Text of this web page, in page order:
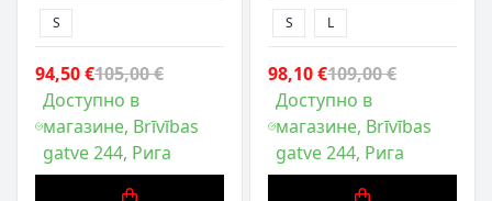
S
94,50 €105,00 €
Доступно в
магазине, Brīvības
gatve 244, Рига
S L
98,10 €109,00 €
Доступно в
магазине, Brīvības
gatve 244, Рига